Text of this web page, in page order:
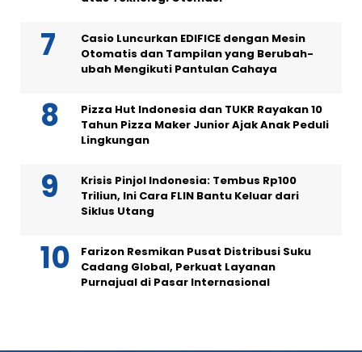
Casio Luncurkan EDIFICE dengan Mesin
Otomatis dan Tampilan yang Berubah-
ubah Mengikuti Pantulan Cahaya
Pizza Hut Indonesia dan TUKR Rayakan 10
Tahun Pizza Maker Junior Ajak Anak Peduli
Lingkungan
Krisis Pinjol Indonesia: Tembus Rp100
Triliun, Ini Cara FLIN Bantu Keluar dari
Siklus Utang
Farizon Resmikan Pusat Distribusi Suku
Cadang Global, Perkuat Layanan
Purnajual di Pasar Internasional